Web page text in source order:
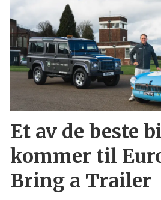
Et av de beste
kommer til
Bring a Trailer